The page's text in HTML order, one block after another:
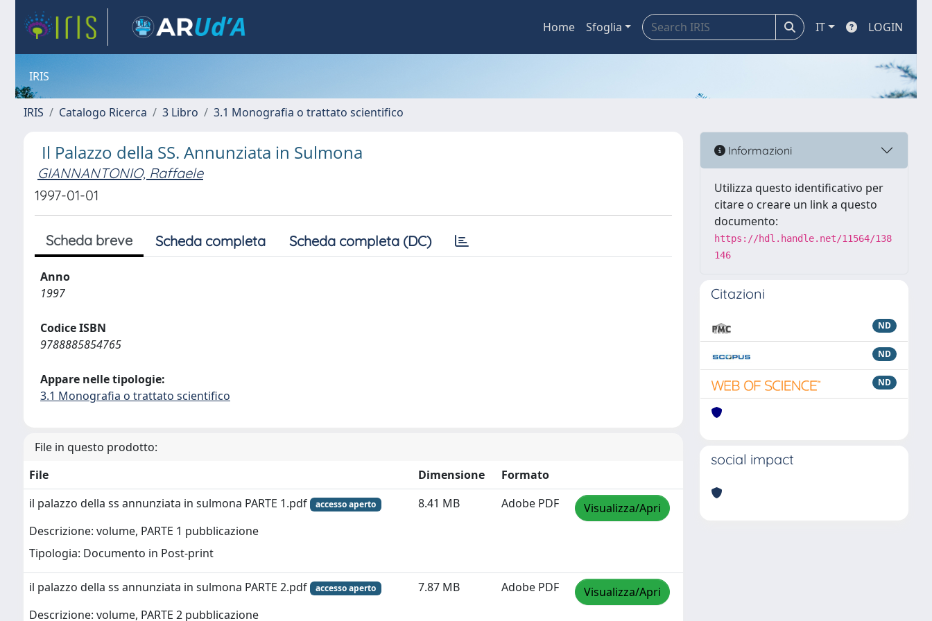
Home Sfoglia IT LOGIN
IRIS
IRIS Catalogo Ricerca 3 Libro 3.1 Monografia o trattato scientifico
Il Palazzo della SS. Annunziata in Sulmona
GIANNANTONIO, Raffaele
1997-01-01
Scheda breve Scheda completa Scheda completa (DC)
Anno
1997
Codice ISBN
9788885854765
Appare nelle tipologie:
3.1 Monografia o trattato scientifico
File in questo prodotto:
File
Dimensione
Formato
il palazzo della ss annunziata in sulmona PARTE 1.pdf
accesso aperto
Descrizione: volume, PARTE 1 pubblicazione
Tipologia: Documento in Post-print
8.41 MB Adobe PDF Visualizza/Apri
il palazzo della ss annunziata in sulmona PARTE 2.pdf accesso aperto
Descrizione: volume, PARTE 2 pubblicazione
7.87 MB Adobe PDF Visualizza/Apri
Informazioni
Utilizza questo identificativo per
citare o creare un link a questo
documento:
https://hdl.handle.net/11564/138
146
Citazioni
ND
ND
ND
social impact